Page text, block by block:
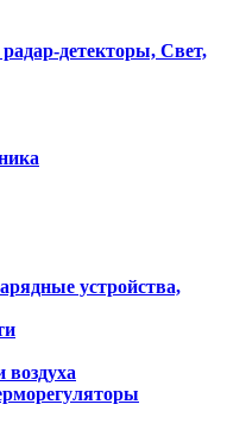
детекторы, Свет,
устройства,